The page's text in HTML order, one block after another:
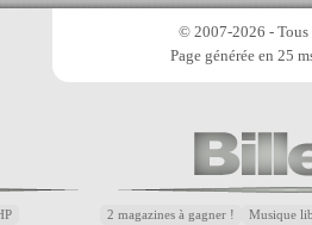
© 2007-2026 - Tous
Page générée en 25
2 magazines à gagner ! Musique